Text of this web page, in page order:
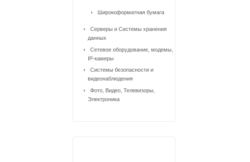
Широкоформатная бумага
Серверы и Системы хранения
данных
Сетевое оборудование, модемы,
IP-камеры
Системы безопасности и
видеонаблюдения
Фото, Видео, Телевизоры,
Электроника